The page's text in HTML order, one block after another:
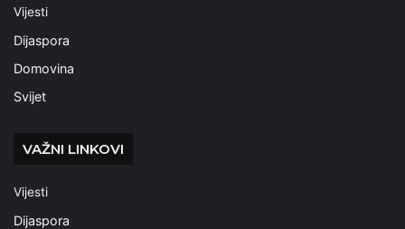
Vijesti
Dijaspora
Domovina
Svijet
VAŽNI LINKOVI
Vijesti
Dijaspora